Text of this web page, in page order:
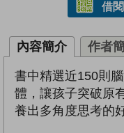
借
內容簡介 作者
書中精選近150則
體，讓孩子突破原
養出多角度思考的